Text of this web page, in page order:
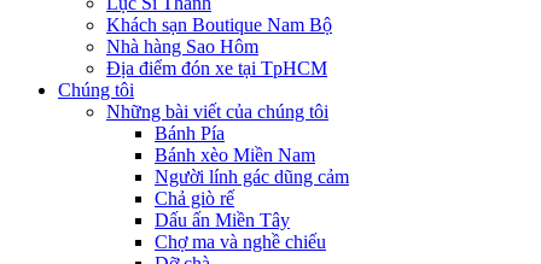
Khách sạn Boutique Nam Bộ
Nhà hàng Sao Hôm
Địa điểm đón xe tại TpHCM
Chúng tôi
Những bài viết của chúng tôi
Bánh Pía
Bánh xèo Miền Nam
Người lính gác dũng cảm
Chả giò rế
Dấu ấn Miền Tây
Chợ ma và nghề chiếu